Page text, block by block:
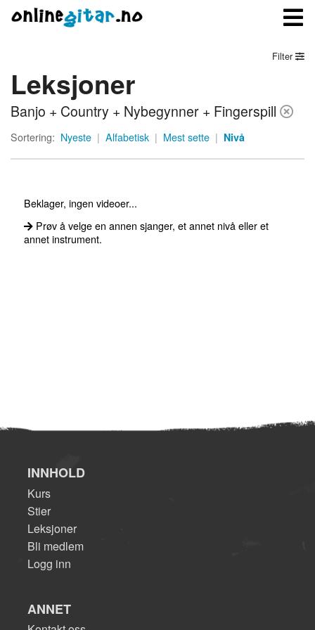
Meny
Logg inn
Filter
Leksjoner
Banjo + Country + Nybegynner + Fingerspill
Sortering: Nyeste | Alfabetisk | Mest sette | Nivå
Beklager, ingen videoer...
Prøv å velge en annen sjanger, et annet nivå eller et
annet instrument.
INNHOLD
Kurs
Stier
Leksjoner
Bli medlem
Logg inn
ANNET